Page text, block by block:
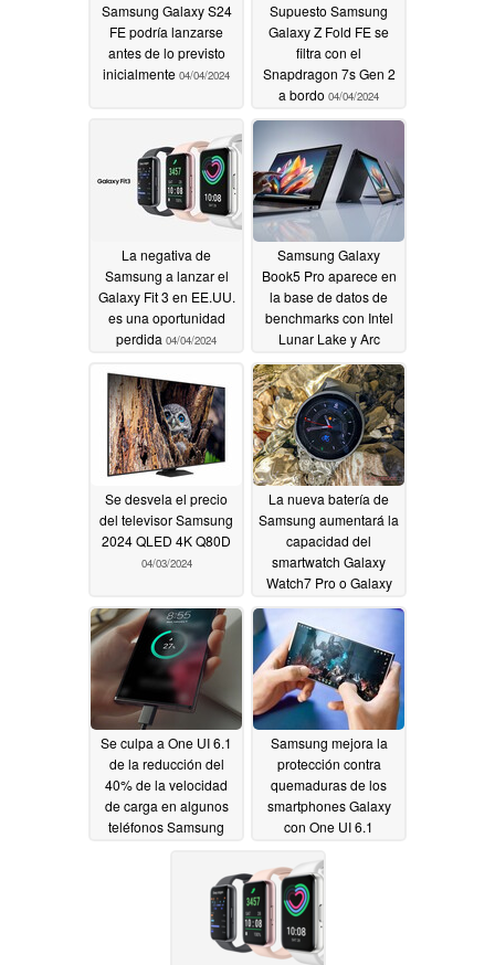
Samsung Galaxy S24
FE podría lanzarse
antes de lo previsto
inicialmente 04/04/2024
Supuesto Samsung
Galaxy Z Fold FE se
filtra con el
Snapdragon 7s Gen 2
a bordo 04/04/2024
La negativa de
Samsung a lanzar el
Galaxy Fit 3 en EE.UU.
es una oportunidad
perdida 04/04/2024
Samsung Galaxy
Book5 Pro aparece en
la base de datos de
benchmarks con Intel
Lunar Lake y Arc
Battlemage iGPU
04/04/2024
Se desvela el precio
del televisor Samsung
2024 QLED 4K Q80D
04/03/2024
La nueva batería de
Samsung aumentará la
capacidad del
smartwatch Galaxy
Watch7 Pro o Galaxy
Watch7 Ultra04/03/2024
Se culpa a One UI 6.1
de la reducción del
40% de la velocidad
de carga en algunos
teléfonos Samsung
Samsung mejora la
protección contra
quemaduras de los
smartphones Galaxy
con One UI 6.1